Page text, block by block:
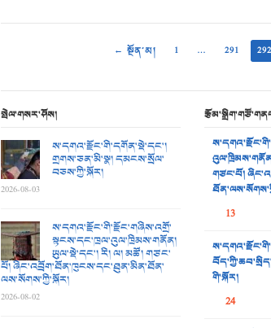
← སྔོན་མ། 1 … 291 292
སྤེལ་གསར་ཤོས།
ས་དགའ་རྫོང་གི་དགོན་སྡེ་དང་།
གྲགས་ཅན་མི་སྣ། དམངས་སྲོལ་
བཅས་ཀྱི་སྐོར།
2026-08-03
ས་དགའ་རྫོང་གི་རྫོང་གཞིས་འགྲོ་
སྟངས་དང་ཁྲལ་འུལ་ཁྲིམས་གནོན།
ཡུལ་སྡེ་དང་། རི། ལ། མཚོ། གཙང་
པོ། ཞིང་འབྲོག་ཐོན་ཁུངས་དང་ཐུན་མིན་ཐོན་
ལས་སོགས་ཀྱི་སྐོར།
2026-08-02
གཙང་པོ།
13
གི་སྐོར།
24